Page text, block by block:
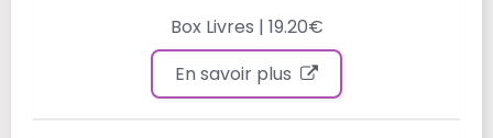
Box Livres | 19.20€
En savoir plus